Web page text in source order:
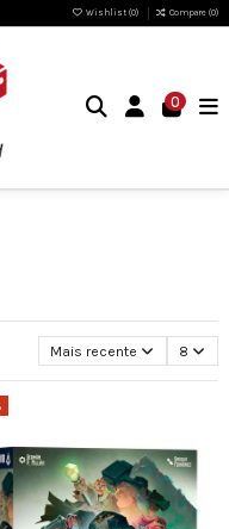
Wishlist (0) Compare (0)
0
Mais recente 8